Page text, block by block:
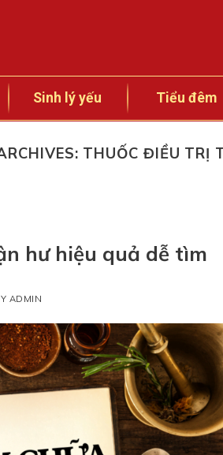
Sinh lý yếu Tiểu đêm
THUỐC ĐIỀU TRỊ
hư hiệu quả dễ tìm
ADMIN